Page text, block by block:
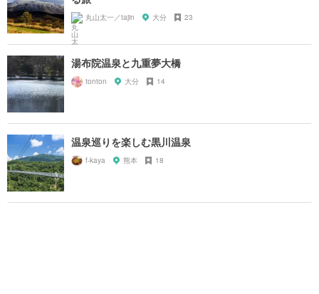
丸山太一／tajin 大分 23
湯布院温泉と九重夢大橋
tonton 大分 14
温泉巡りを楽しむ黒川温泉
f-kaya 熊本 18